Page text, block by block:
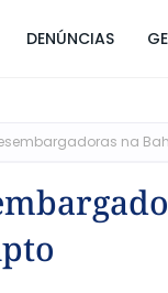
DENÚNCIAS
na